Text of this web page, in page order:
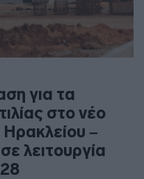
για τα
στο νέο
–
λειτουργία